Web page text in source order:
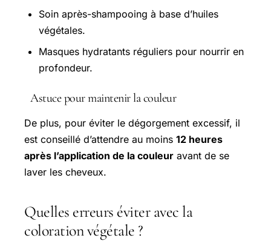
Soin après-shampooing à base d’huiles
végétales.
Masques hydratants réguliers pour nourrir en
profondeur.
Astuce pour maintenir la couleur
De plus, pour éviter le dégorgement excessif, il
est conseillé d’attendre au moins 12 heures
après l’application de la couleur avant de se
laver les cheveux.
Quelles erreurs éviter avec la
coloration végétale ?